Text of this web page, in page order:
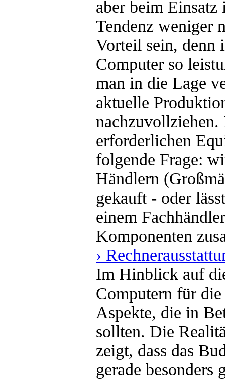
aber beim
Tendenz weniger
Vorteil sein, denn
Computer so
man in die Lage
aktuelle
nachzuvollziehen.
erforderlichen
folgende Frage:
Händlern
gekauft - oder
einem
Komponenten
›
Im Hinblick auf
Computern für
Aspekte, die in
sollten. Die
zeigt, dass das
gerade besonders